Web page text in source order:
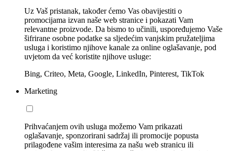
Uz Vaš pristanak, također ćemo Vas obavijestiti o
promocijama izvan naše web stranice i pokazati Vam
relevantne proizvode. Da bismo to učinili, uspoređujemo Vaše
šifrirane osobne podatke sa sljedećim vanjskim pružateljima
usluga i koristimo njihove kanale za online oglašavanje, pod
uvjetom da već koristite njihove usluge:
Bing, Criteo, Meta, Google, LinkedIn, Pinterest, TikTok
Marketing
Prihvaćanjem ovih usluga možemo Vam prikazati
oglašavanje, sponzorirani sadržaj ili promocije popusta
prilagođene vašim interesima za našu web stranicu ili